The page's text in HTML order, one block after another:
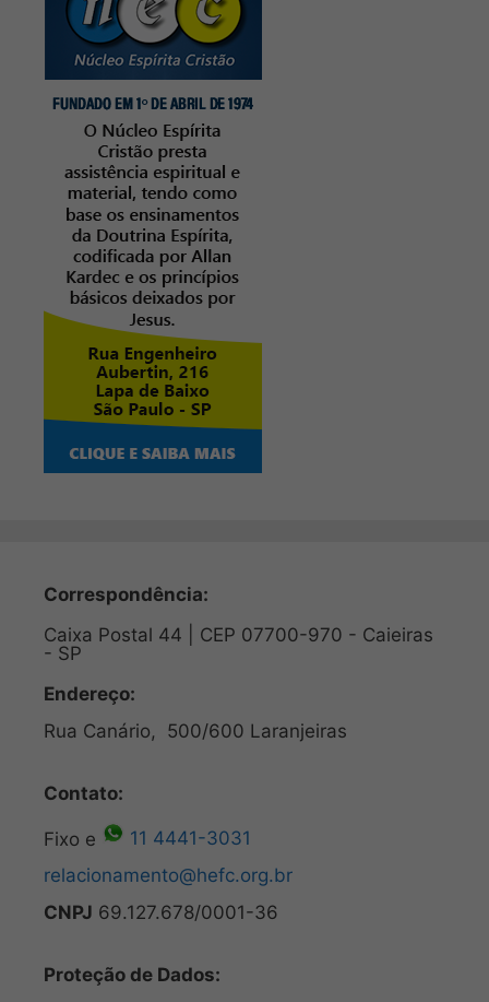
Correspondência:
Caixa Postal 44 | CEP 07700-970 - Caieiras
- SP
Endereço:
Rua Canário, 500/600 Laranjeiras
Contato:
Fixo e
11 4441-3031
relacionamento@hefc.org.br
CNPJ 69.127.678/0001-36
Proteção de Dados: